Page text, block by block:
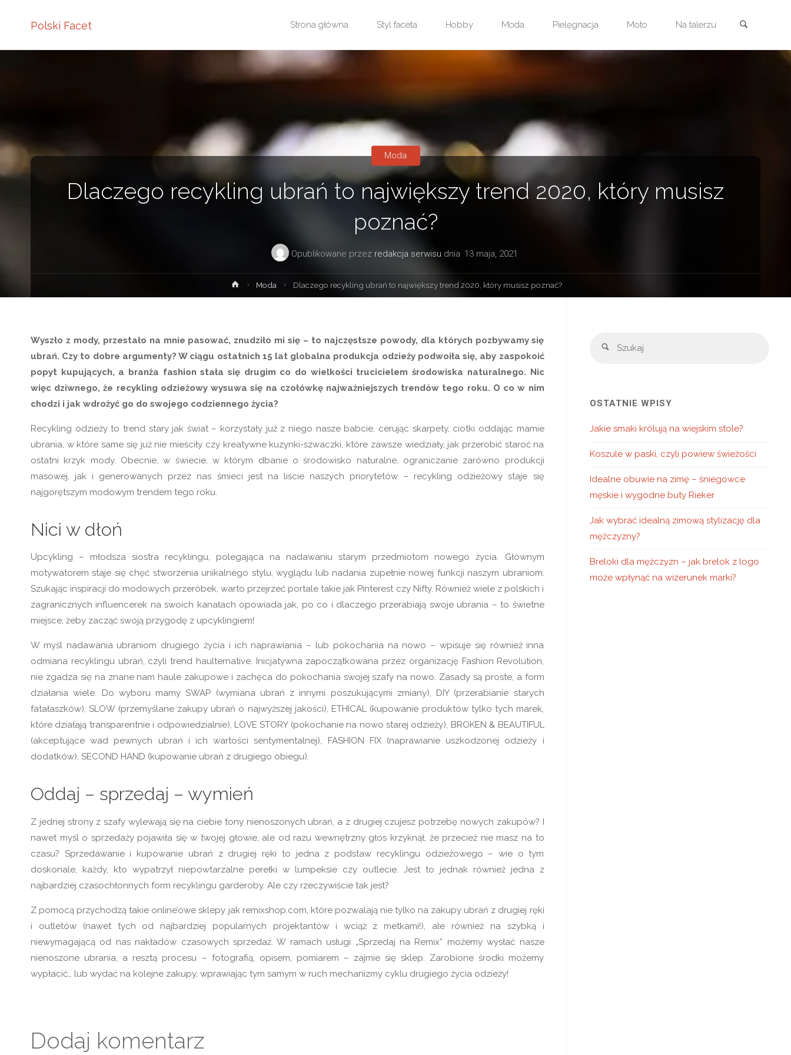
Polski Facet
treści
Strona główna Styl faceta Hobby Moda Pielęgnacja Moto Na talerzu
Dlaczego recykling ubrań to największy trend 2020, który musisz
poznać?
Opublikowane przez redakcja serwisu dnia 13 maja, 2021
Moda
Strona
główna
Moda Dlaczego recykling ubrań to największy trend 2020, który musisz poznać?
Wyszło z mody, przestało na mnie pasować, znudziło mi się – to najczęstsze powody, dla których pozbywamy się
ubrań. Czy to dobre argumenty? W ciągu ostatnich 15 lat globalna produkcja odzieży podwoiła się, aby zaspokoić
popyt kupujących, a branża fashion stała się drugim co do wielkości trucicielem środowiska naturalnego. Nic
więc dziwnego, że recykling odzieżowy wysuwa się na czołówkę najważniejszych trendów tego roku. O co w nim
chodzi i jak wdrożyć go do swojego codziennego życia?
Recykling odzieży to trend stary jak świat – korzystały już z niego nasze babcie, cerując skarpety, ciotki oddając mamie
ubrania, w które same się już nie mieściły czy kreatywne kuzynki-szwaczki, które zawsze wiedziały, jak przerobić staroć na
ostatni krzyk mody. Obecnie, w świecie, w którym dbanie o środowisko naturalne, ograniczanie zarówno produkcji
masowej, jak i generowanych przez nas śmieci jest na liście naszych priorytetów – recykling odzieżowy staje się
najgorętszym modowym trendem tego roku.
Nici w dłoń
Upcykling – młodsza siostra recyklingu, polegająca na nadawaniu starym przedmiotom nowego życia. Głównym
motywatorem staje się chęć stworzenia unikalnego stylu, wyglądu lub nadania zupełnie nowej funkcji naszym ubraniom.
Szukając inspiracji do modowych przeróbek, warto przejrzeć portale takie jak Pinterest czy Nifty. Również wiele z polskich i
zagranicznych influencerek na swoich kanałach opowiada jak, po co i dlaczego przerabiają swoje ubrania – to świetne
miejsce, żeby zacząć swoją przygodę z upcyklingiem!
W myśl nadawania ubraniom drugiego życia i ich naprawiania – lub pokochania na nowo – wpisuje się również inna
odmiana recyklingu ubrań, czyli trend haulternative. Inicjatywna zapoczątkowana przez organizację Fashion Revolution,
nie zgadza się na znane nam haule zakupowe i zachęca do pokochania swojej szafy na nowo. Zasady są proste, a form
działania wiele. Do wyboru mamy SWAP (wymiana ubrań z innymi poszukującymi zmiany), DIY (przerabianie starych
fatałaszków), SLOW (przemyślane zakupy ubrań o najwyższej jakości), ETHICAL (kupowanie produktów tylko tych marek,
które działają transparentnie i odpowiedzialnie), LOVE STORY (pokochanie na nowo starej odzieży), BROKEN & BEAUTIFUL
(akceptujące wad pewnych ubrań i ich wartości sentymentalnej), FASHION FIX (naprawianie uszkodzonej odzieży i
dodatków), SECOND HAND (kupowanie ubrań z drugiego obiegu).
Oddaj – sprzedaj – wymień
Z jednej strony z szafy wylewają się na ciebie tony nienoszonych ubrań, a z drugiej czujesz potrzebę nowych zakupów? I
nawet myśl o sprzedaży pojawiła się w twojej głowie, ale od razu wewnętrzny głos krzyknął, że przecież nie masz na to
czasu? Sprzedawanie i kupowanie ubrań z drugiej ręki to jedna z podstaw recyklingu odzieżowego – wie o tym
doskonale, każdy, kto wypatrzył niepowtarzalne perełki w lumpeksie czy outlecie. Jest to jednak również jedna z
najbardziej czasochłonnych form recyklingu garderoby. Ale czy rzeczywiście tak jest?
Z pomocą przychodzą takie online’owe sklepy jak remixshop.com, które pozwalają nie tylko na zakupy ubrań z drugiej ręki
i outletów (nawet tych od najbardziej popularnych projektantów i wciąż z metkami!), ale również na szybką i
niewymagającą od nas nakładów czasowych sprzedaż. W ramach usługi „Sprzedaj na Remix” możemy wysłać nasze
nienoszone ubrania, a resztą procesu – fotografią, opisem, pomiarem – zajmie się sklep. Zarobione środki możemy
wypłacić… lub wydać na kolejne zakupy, wprawiając tym samym w ruch mechanizmy cyklu drugiego życia odzieży!
Dodaj komentarz
Szukaj
OSTATNIE WPISY
Jakie smaki królują na wiejskim stole?
Koszule w paski, czyli powiew świeżości
Idealne obuwie na zimę – śniegowce
męskie i wygodne buty Rieker
Jak wybrać idealną zimową stylizację dla
mężczyzny?
Breloki dla mężczyzn – jak brelok z logo
może wpłynąć na wizerunek marki?